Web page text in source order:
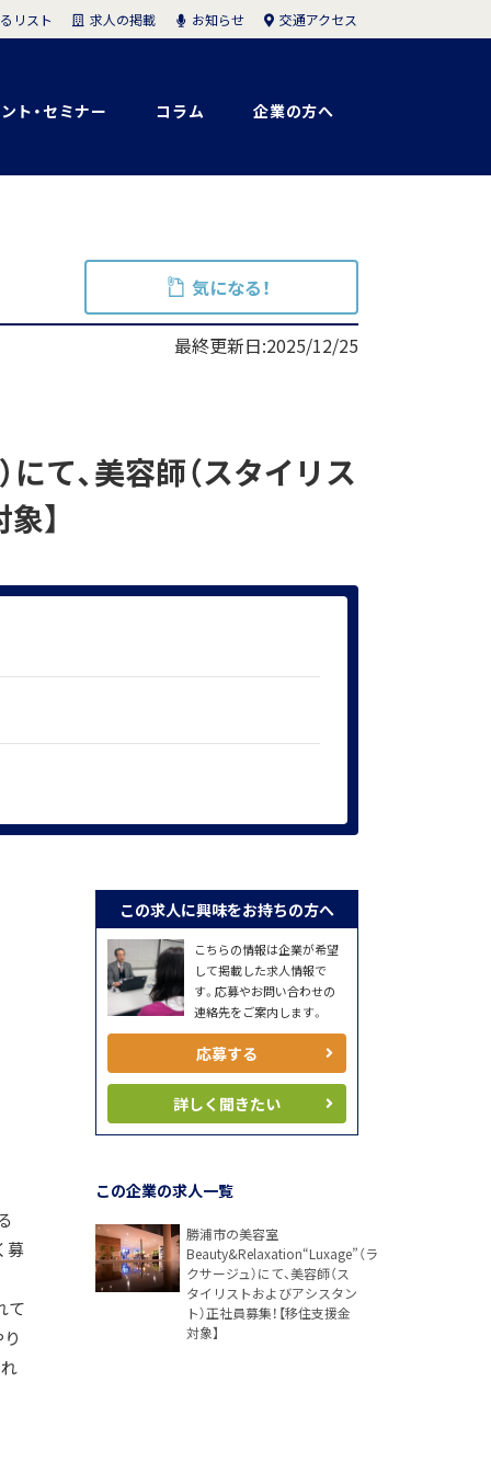
ト・セミナー コラム 企業の方へ
リスト 求人の掲載 お知らせ 交通アクセス
気になる！
最終更新日:2025/12/25
て、美容師（スタイリス
】
募
て
この求人に興味をお持ちの方へ
こちらの情報は企業が希望
して掲載した求人情報で
す。応募やお問い合わせの
連絡先をご案内します。
応募する
詳しく聞きたい
この企業の求人一覧
勝浦市の美容室
Beauty&Relaxation“Luxage”（ラ
クサージュ）にて、美容師（ス
タイリストおよびアシスタン
ト）正社員募集！【移住支援金
対象】